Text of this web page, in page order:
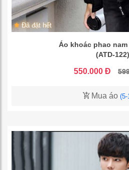
Đã đặt hết
Áo khoác phao
(ATD-122)
550.000 Đ
Mua áo (5-